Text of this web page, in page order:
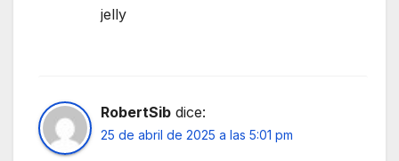
jelly
RobertSib dice:
25 de abril de 2025 a las 5:01 pm